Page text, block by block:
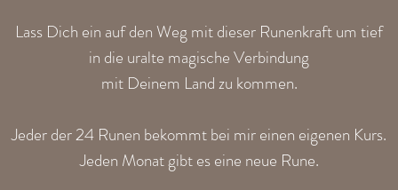
Lass Dich ein auf den Weg mit dieser Runenkraft um tief
in die uralte magische Verbindung
mit Deinem Land zu kommen.
Jeder der 24 Runen bekommt bei mir einen eigenen Kurs.
Jeden Monat gibt es eine neue Rune.